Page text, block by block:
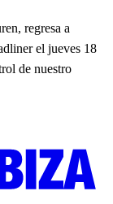
regresa a
el jueves 18
de nuestro